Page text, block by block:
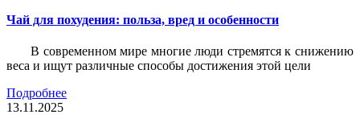
Чай для похудения: польза, вред и особенности
В современном мире многие люди стремятся к снижению
веса и ищут различные способы достижения этой цели
Подробнее
13.11.2025